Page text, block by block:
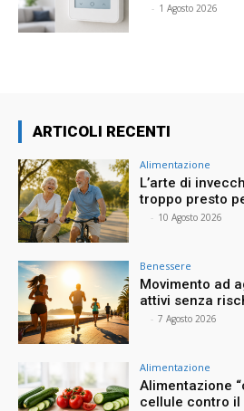
- 1 Agosto 2026
ARTICOLI RECENTI
Alimentazione
L’arte di
troppo presto
- 10 Agosto 2026
Benessere
Movimento ad
attivi senza
- 7 Agosto 2026
Alimentazione
Alimentazione
cellule contro il